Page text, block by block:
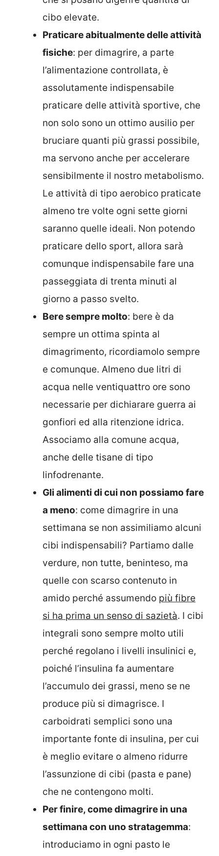
cibo elevate.
Praticare abitualmente delle attività
fisiche: per dimagrire, a parte
l’alimentazione controllata, è
assolutamente indispensabile
praticare delle attività sportive, che
non solo sono un ottimo ausilio per
bruciare quanti più grassi possibile,
ma servono anche per accelerare
sensibilmente il nostro metabolismo.
Le attività di tipo aerobico praticate
almeno tre volte ogni sette giorni
saranno quelle ideali. Non potendo
praticare dello sport, allora sarà
comunque indispensabile fare una
passeggiata di trenta minuti al
giorno a passo svelto.
Bere sempre molto: bere è da
sempre un ottima spinta al
dimagrimento, ricordiamolo sempre
e comunque. Almeno due litri di
acqua nelle ventiquattro ore sono
necessarie per dichiarare guerra ai
gonfiori ed alla ritenzione idrica.
Associamo alla comune acqua,
anche delle tisane di tipo
linfodrenante.
Gli alimenti di cui non possiamo fare
a meno: come dimagrire in una
settimana se non assimiliamo alcuni
cibi indispensabili? Partiamo dalle
verdure, non tutte, beninteso, ma
quelle con scarso contenuto in
amido perché assumendo più fibre
si ha prima un senso di sazietà. I cibi
integrali sono sempre molto utili
perché regolano i livelli insulinici e,
poiché l’insulina fa aumentare
l’accumulo dei grassi, meno se ne
produce più si dimagrisce. I
carboidrati semplici sono una
importante fonte di insulina, per cui
è meglio evitare o almeno ridurre
l’assunzione di cibi (pasta e pane)
che ne contengono molti.
Per finire, come dimagrire in una
settimana con uno stratagemma:
introduciamo in ogni pasto le